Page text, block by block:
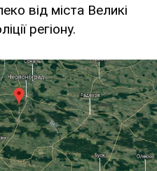
від міста Великі
регіону.